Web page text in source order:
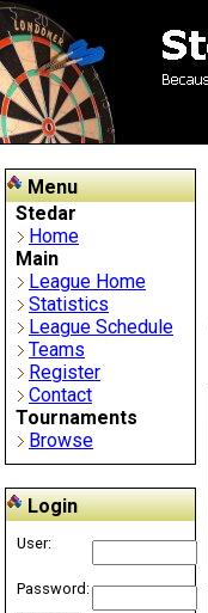
Menu
Stedar
Home
Main
League Home
Statistics
League Schedule
Teams
Register
Contact
Tournaments
Browse
Login
User:
Password: